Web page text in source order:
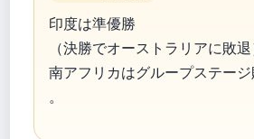
印度は準優勝
（決勝でオーストラリアに敗退
南アフリカはグループステー
。